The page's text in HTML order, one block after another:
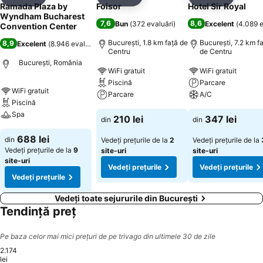
Ramada Plaza by
Wyndham Bucharest
Convention Center
8,9 Excelent (8.946 evaluări )
București, România
WiFi gratuit
Piscină
Spa
din 688 lei
Vedeți prețurile de la 9
site-uri
Vedeți prețurile
Foisor
7,6 Bun (372 evaluări)
București, 1.8 km faţă de
Centru
WiFi gratuit
Piscină
Parcare
din 210 lei
Vedeți prețurile de la 2
site-uri
Vedeți prețurile
Hotel Sir Royal
8,6 Excelent (4.089
București, 7.2 km
de Centru
WiFi gratuit
Parcare
A/C
din 347 lei
Vedeți prețurile de la
site-uri
Vedeți prețurile
Vedeți toate sejururile din București
Tendință preț
Pe baza celor mai mici prețuri de pe trivago din ultimele 30 de zile
2.174
lei